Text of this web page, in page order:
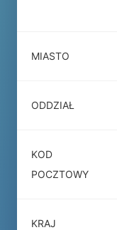
MIASTO
ODDZIAŁ
KOD
POCZTOWY
KRAJ